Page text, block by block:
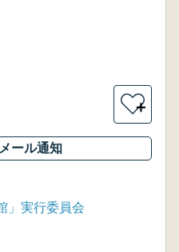
＋
ール通知
」実行委員会